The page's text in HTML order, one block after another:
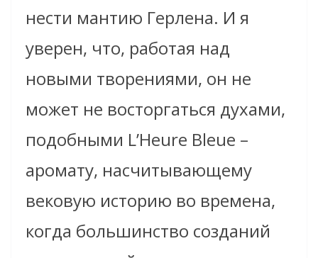
нести мантию Герлена. И я
уверен, что, работая над
новыми творениями, он не
может не восторгаться духами,
подобными L’Heure Bleue –
аромату, насчитывающему
вековую историю во времена,
когда большинство созданий